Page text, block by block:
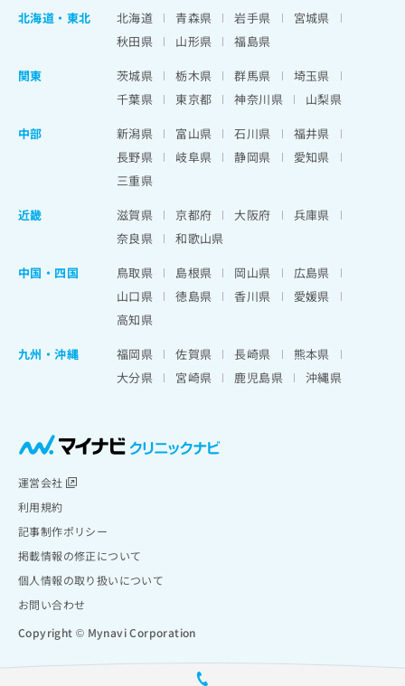
北海道 ・ 東北 北海道 青森県 岩手県
宮城県
秋田県
山形県
福島県
関東
茨城県 栃木県 群馬県
埼玉県
千葉県
東京都 神奈川県
山梨県
中部
新潟県 富山県 石川県
福井県
長野県
岐阜県 静岡県
愛知県
三重県
近畿
滋賀県 京都府 大阪府
兵庫県
奈良県
和歌山県
中国・四国
鳥取県 島根県 岡山県
広島県
山口県
徳島県 香川県
愛媛県
高知県
九州・沖縄
福岡県 佐賀県 長崎県
熊本県
大分県
宮崎県 鹿児島県 沖縄県
運営会社
利用規約
記事制作ポリシー
掲載情報の修正について
個人情報の取り扱いについて
お問い合わせ
Copyright © Mynavi Corporation